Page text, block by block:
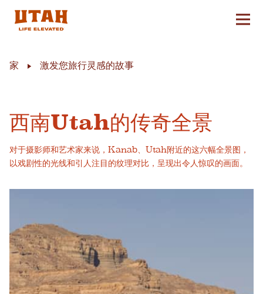
切换
家 激发您旅行灵感的故事
西南Utah的传奇全景
对于摄影师和艺术家来说，Kanab、Utah附近的这六幅全景图，
以戏剧性的光线和引人注目的纹理对比，呈现出令人惊叹的画面。